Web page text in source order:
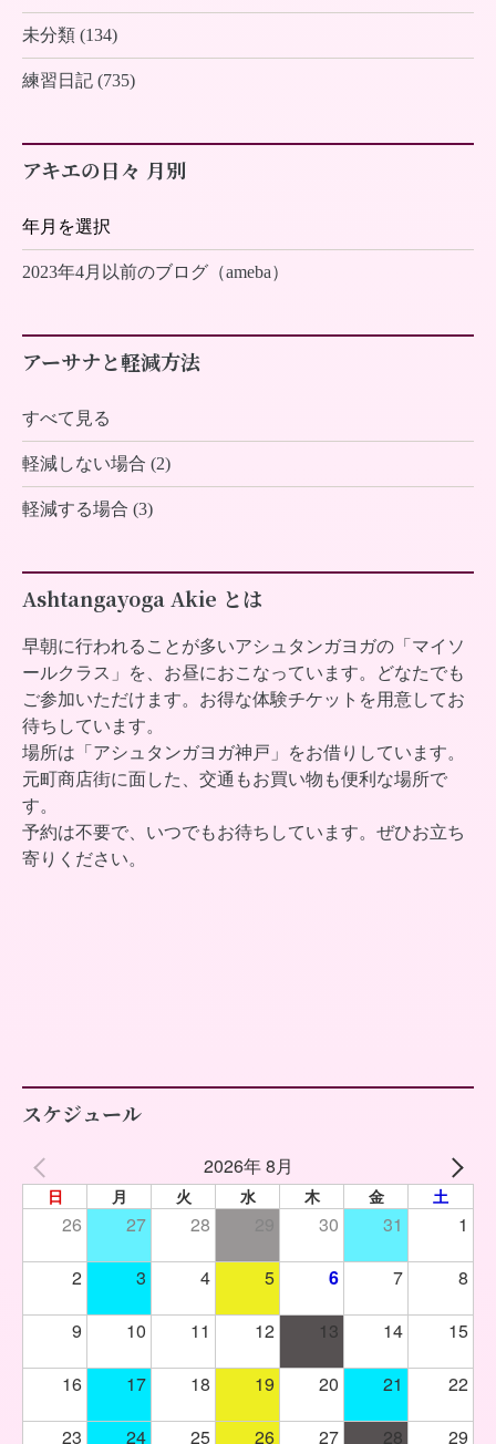
未分類 (134)
練習日記 (735)
アキエの日々 月別
2023年4月以前のブログ（ameba）
アーサナと軽減方法
すべて見る
軽減しない場合 (2)
軽減する場合 (3)
Ashtangayoga Akie とは
早朝に行われることが多いアシュタンガヨガの「マイソ
ールクラス」を、お昼におこなっています。どなたでも
ご参加いただけます。お得な体験チケットを用意してお
待ちしています。
場所は「アシュタンガヨガ神戸」をお借りしています。
元町商店街に面した、交通もお買い物も便利な場所で
す。
予約は不要で、いつでもお待ちしています。ぜひお立ち
寄りください。
スケジュール
2026年 8月
日 月 火 水 木 金 土
26 27 28 30 31 1
2 3 4 5 6 7 8
9 10 11 12 13 14 15
16 17 18 19 20 21 22
23 24 25 26 27 28 29